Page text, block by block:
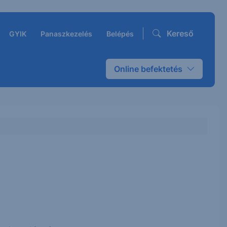
GYIK Panaszkezelés Belépés Kereső
Online befektetés